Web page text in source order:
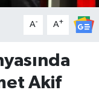
A- A+
Akif